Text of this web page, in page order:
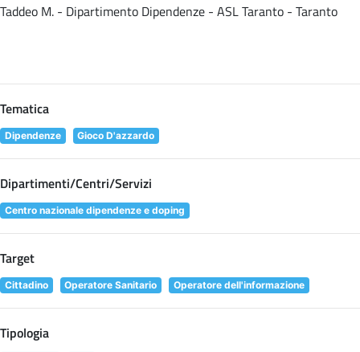
Taddeo M. - Dipartimento Dipendenze - ASL Taranto - Taranto
Tematica
Dipendenze Gioco D'azzardo
Dipartimenti/Centri/Servizi
Centro nazionale dipendenze e doping
Target
Cittadino Operatore Sanitario Operatore dell'informazione
Tipologia